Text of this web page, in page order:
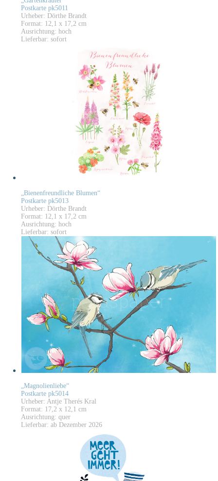
Postkarte pk5011
Urheber: Dörthe Brandt
Format: 12,1 x 17,2 cm
Ausrichtung: hoch
Lieferbar: sofort
„Bienenfreundliche Blumen“
Postkarte pk5013
Urheber: Dörthe Brandt
Format: 12,1 x 17,2 cm
Ausrichtung: hoch
Lieferbar: sofort
„Magnolienliebe“
Postkarte pk5014
Urheber: Antje Therés Kral
Format: 17,2 x 12,1 cm
Ausrichtung: quer
Lieferbar: ab Dezember 2026